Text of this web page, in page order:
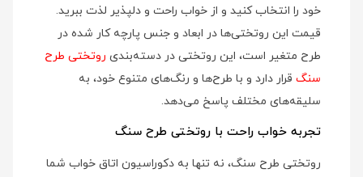
خود را انتخاب کنید و از خواب راحت و دلپذیر لذت ببرید.
قیمت این روتختی‌ها در ابعاد و جنس پارچه کار شده در
طرح متغیر است، این روتختی در دسته‌بندی روتختی طرح
سنگ قرار دارد و با طرح‌ها و رنگ‌های متنوع خود، به
سلیقه‌های مختلف پاسخ می‌دهد.
تجربه خواب راحت با روتختی طرح سنگ
روتختی طرح سنگ، نه تنها به دکوراسیون اتاق خواب شما